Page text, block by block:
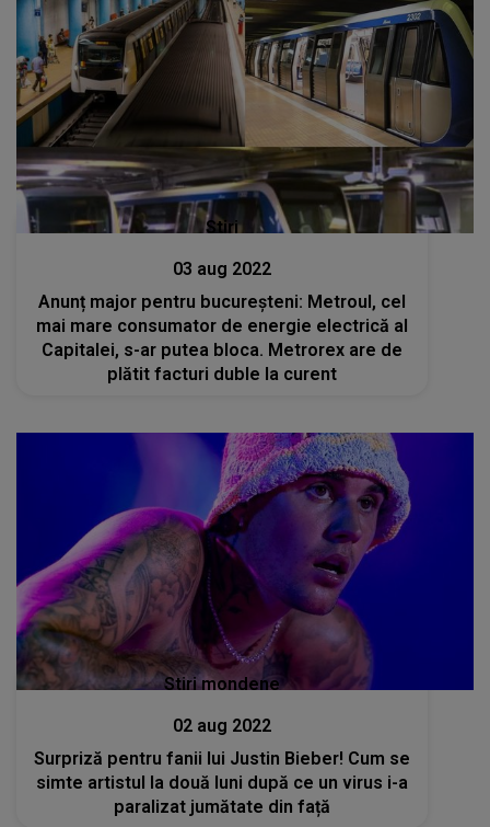
Stiri
03 aug 2022
Anunț major pentru bucureșteni: Metroul, cel
mai mare consumator de energie electrică al
Capitalei, s-ar putea bloca. Metrorex are de
plătit facturi duble la curent
Stiri mondene
02 aug 2022
Surpriză pentru fanii lui Justin Bieber! Cum se
simte artistul la două luni după ce un virus i-a
paralizat jumătate din față